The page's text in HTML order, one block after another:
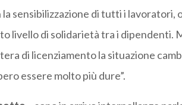
sensibilizzazione di tutti i lavoratori,
livello di solidarietà tra i dipendenti.
di licenziamento la situazione
essere molto più dure”.